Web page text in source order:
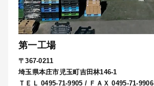
第一工場
〒367-0211
埼玉県本庄市児玉町吉田林146-1
ＴＥＬ 0495-71-9905 / ＦＡＸ 0495-71-9906